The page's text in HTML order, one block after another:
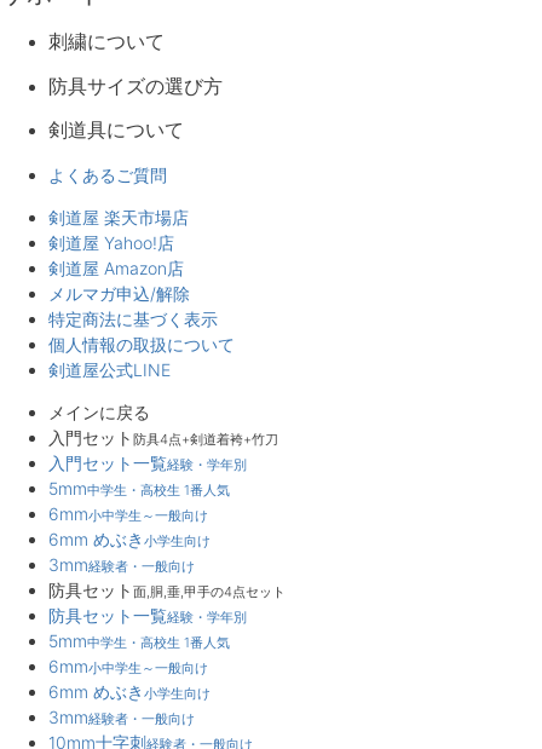
刺繍について
防具サイズの選び方
剣道具について
よくあるご質問
剣道屋 楽天市場店
剣道屋 Yahoo!店
剣道屋 Amazon店
メルマガ申込/解除
特定商法に基づく表示
個人情報の取扱について
剣道屋公式LINE
メインに戻る
入門セット 防具4点+剣道着袴+竹刀
入門セット一覧経験・学年別
5mm中学生・高校生 1番人気
6mm小中学生～一般向け
6mm めぶき 小学生向け
3mm経験者・一般向け
防具セット 面,胴,垂,甲手の4点セット
防具セット一覧経験・学年別
5mm中学生・高校生 1番人気
6mm小中学生～一般向け
6mm めぶき 小学生向け
3mm経験者・一般向け
10mm十字刺経験者・一般向け